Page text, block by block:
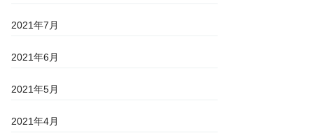
2021年7月
2021年6月
2021年5月
2021年4月